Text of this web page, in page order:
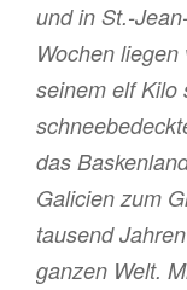
und in St.-
Wochen
seinem elf Kilo
das
Galicien zum
tausend
ganzen Welt.